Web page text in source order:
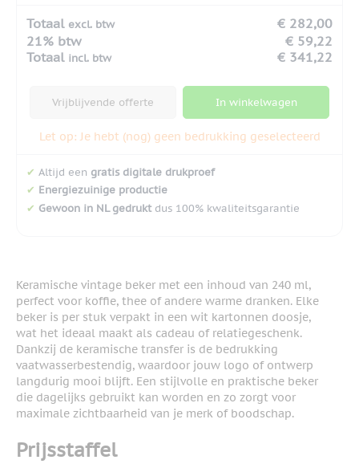
Totaal excl. btw
€ 282,00
21% btw
€ 59,22
Totaal incl. btw € 341,22
Vrijblijvende offerte In winkelwagen
Let op: Je hebt (nog) geen bedrukking geselecteerd
✔ Altijd een gratis digitale drukproef
✔ Energiezuinige productie
✔ Gewoon in NL gedruktdus 100% kwaliteitsgarantie
Keramische vintage beker met een inhoud van 240 ml,
perfect voor koffie, thee of andere warme dranken. Elke
beker is per stuk verpakt in een wit kartonnen doosje,
wat het ideaal maakt als cadeau of relatiegeschenk.
Dankzij de keramische transfer is de bedrukking
vaatwasserbestendig, waardoor jouw logo of ontwerp
langdurig mooi blijft. Een stijlvolle en praktische beker
die dagelijks gebruikt kan worden en zo zorgt voor
maximale zichtbaarheid van je merk of boodschap.
Prijsstaffel